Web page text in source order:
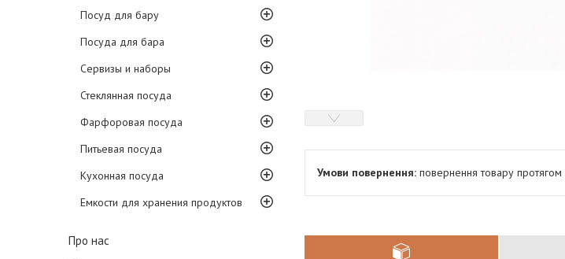
Посуд для бару
Посуда для бара
Сервизы и наборы
Стеклянная посуда
Фарфоровая посуда
Питьевая посуда
Кухонная посуда
Емкости для хранения продуктов
Про нас
повернення товару протягом